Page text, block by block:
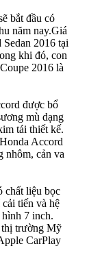
bắt đầu có
năm nay.Giá
2016 tại
khi đó, con
2016 là
được bổ
mù dạng
tái thiết kế.
Accord
nhôm, cản va
chất liệu bọc
tiến và hệ
7 inch.
trường Mỹ
CarPlay